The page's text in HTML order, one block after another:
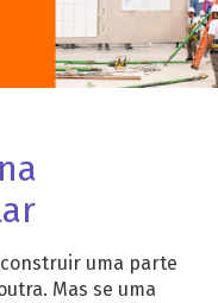
na
uma parte
Mas se uma